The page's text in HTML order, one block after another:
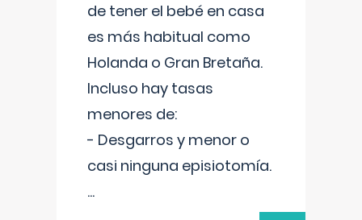
de tener el bebé en casa
es más habitual como
Holanda o Gran Bretaña.
Incluso hay tasas
menores de:
- Desgarros y menor o
casi ninguna episiotomía.
...